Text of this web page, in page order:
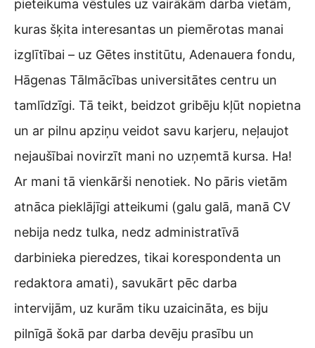
pieteikuma vēstules uz vairākām darba vietām,
kuras šķita interesantas un piemērotas manai
izglītībai – uz Gētes institūtu, Adenauera fondu,
Hāgenas Tālmācības universitātes centru un
tamlīdzīgi. Tā teikt, beidzot gribēju kļūt nopietna
un ar pilnu apziņu veidot savu karjeru, neļaujot
nejaušībai novirzīt mani no uzņemtā kursa. Ha!
Ar mani tā vienkārši nenotiek. No pāris vietām
atnāca pieklājīgi atteikumi (galu galā, manā CV
nebija nedz tulka, nedz administratīvā
darbinieka pieredzes, tikai korespondenta un
redaktora amati), savukārt pēc darba
intervijām, uz kurām tiku uzaicināta, es biju
pilnīgā šokā par darba devēju prasību un